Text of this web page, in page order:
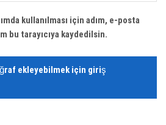
kullanılması için adım, e-posta
bu tarayıcıya kaydedilsin.
ekleyebilmek için giriş